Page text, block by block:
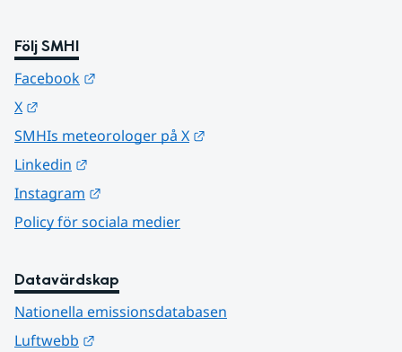
Följ SMHI
Facebook
X
SMHIs meteorologer på X
Linkedin
Instagram
Policy för sociala medier
Datavärdskap
Nationella emissionsdatabasen
Luftwebb